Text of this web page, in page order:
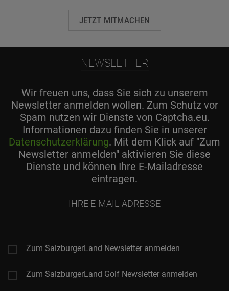
JETZT MITMACHEN
NEWSLETTER
Wir freuen uns, dass Sie sich zu unserem
Newsletter anmelden wollen. Zum Schutz vor
Spam nutzen wir Dienste von Captcha.eu.
Informationen dazu finden Sie in unserer
Datenschutzerklärung. Mit dem Klick auf "Zum
Newsletter anmelden" aktivieren Sie diese
Dienste und können Ihre E-Mailadresse
eintragen.
Mail-
Zum SalzburgerLand Newsletter anmelden
Zum SalzburgerLand Golf Newsletter anmelden